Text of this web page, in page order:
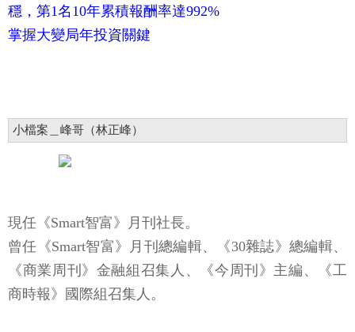
穩，第1名10年累積報酬率達992%
掌握大變局年投資關鍵
小檔案＿峰哥（林正峰）
現任《Smart智富》月刊社長。
曾任《Smart智富》月刊總編輯、《30雜誌》總編輯、
《商業周刊》金融組召集人、《今周刊》主編、《工
商時報》國際組召集人。